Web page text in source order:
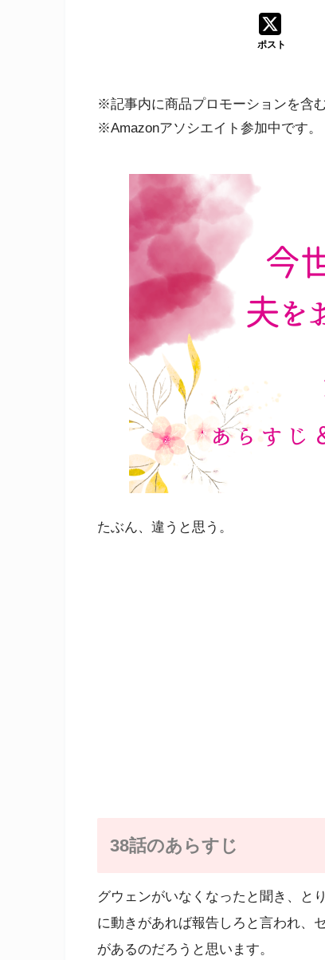
ポスト
※記事内に商品プロモーションを含
※Amazonアソシエイト参加中です。
たぶん、違うと思う。
38話のあらすじ
グウェンがいなくなったと聞き、と
に動きがあれば報告しろと言われ、
があるのだろうと思います。